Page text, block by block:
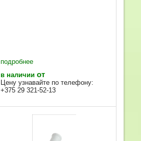
подробнее
в наличии от
Цену узнавайте по телефону:
+375 29 321-52-13